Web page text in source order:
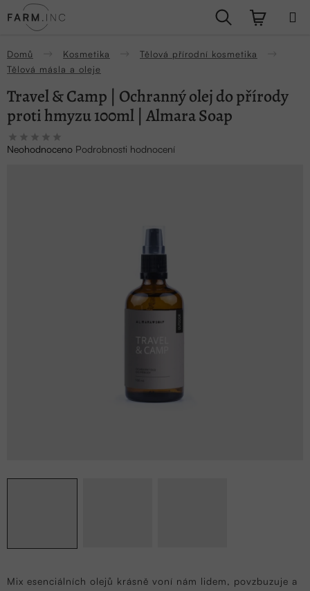
na
Hledat
Domů Kosmetika
Tělová přírodní kosmetika
Tělová másla a oleje
Mix esenciálních olejů krásně voní nám lidem, povzbuzuje a
Travel & Camp | Ochranný olej do přírody
proti hmyzu 100ml | Almara Soap
Průměrné
hodnocení
Neohodnoceno Podrobnosti hodnocení